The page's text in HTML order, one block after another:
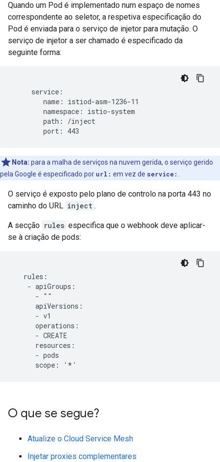
Quando um Pod é implementado num espaço de nomes
correspondente ao seletor, a respetiva especificação do
Pod é enviada para o serviço de injetor para mutação. O
serviço de injetor a ser chamado é especificado da
seguinte forma:
     service:
        name: istiod-asm-1236-11
        namespace: istio-system
        path: /inject
Nota: para a malha de serviços na nuvem gerida, o serviço gerido
pela Google é especificado por url: em vez de service: .
O serviço é exposto pelo plano de controlo na porta 443 no
caminho do URL inject .
A secção rules especifica que o webhook deve aplicar-
se à criação de pods:
   rules:
- apiGroups:
-
""
      apiVersions:
- v1
      operations:
- CREATE
      resources:
- pods
O que se segue?
Atualize o Cloud Service Mesh
Injetar proxies complementares